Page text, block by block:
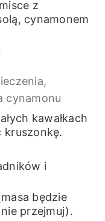
z
cynamonem
cynamonu
kawałkach
i
będzie
przejmuj).